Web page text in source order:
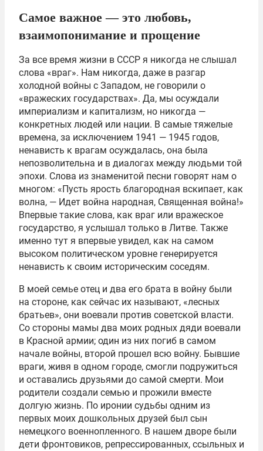
Самое важное — это любовь,
взаимопонимание и прощение
За все время жизни в СССР я никогда не слышал
слова «враг». Нам никогда, даже в разгар
холодной войны с Западом, не говорили о
«вражеских государствах». Да, мы осуждали
империализм и капитализм, но никогда —
конкретных людей или нации. В самые тяжелые
времена, за исключением 1941 — 1945 годов,
ненависть к врагам осуждалась, она была
непозволительна и в диалогах между людьми той
эпохи. Слова из знаменитой песни говорят нам о
многом: «Пусть ярость благородная вскипает, как
волна, — Идет война народная, Священная война!»
Впервые такие слова, как враг или вражеское
государство, я услышал только в Литве. Также
именно тут я впервые увидел, как на самом
высоком политическом уровне генерируется
ненависть к своим историческим соседям.
В моей семье отец и два его брата в войну были
на стороне, как сейчас их называют, «лесных
братьев», они воевали против советской власти.
Со стороны мамы два моих родных дяди воевали
в Красной армии; один из них погиб в самом
начале войны, второй прошел всю войну. Бывшие
враги, живя в одном городе, смогли подружиться
и оставались друзьями до самой смерти. Мои
родители создали семью и прожили вместе
долгую жизнь. По иронии судьбы одним из
первых моих дошкольных друзей был сын
немецкого военнопленного. В нашем дворе были
дети фронтовиков, репрессированных, ссыльных и